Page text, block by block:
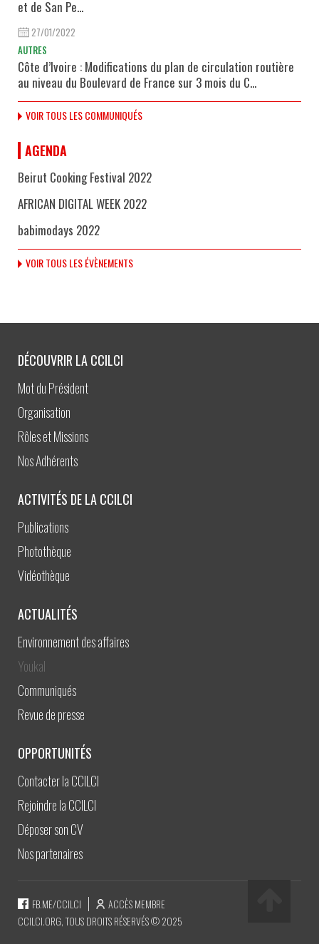
et de San Pe...
27/01/2022
AUTRES
Côte d’Ivoire : Modifications du plan de circulation routière
au niveau du Boulevard de France sur 3 mois du C...
VOIR TOUS LES COMMUNIQUÉS
AGENDA
Beirut Cooking Festival 2022
AFRICAN DIGITAL WEEK 2022
babimodays 2022
VOIR TOUS LES ÉVÈNEMENTS
DÉCOUVRIR LA CCILCI
Mot du Président
Organisation
Rôles et Missions
Nos Adhérents
ACTIVITÉS DE LA CCILCI
Publications
Photothèque
Vidéothèque
ACTUALITÉS
Environnement des affaires
Youkal
Communiqués
Revue de presse
OPPORTUNITÉS
Contacter la CCILCI
Rejoindre la CCILCI
Déposer son CV
Nos partenaires
CCILCI.ORG, TOUS DROITS RÉSERVÉS © 2025
FB.ME/CCILCI ACCÈS MEMBRE